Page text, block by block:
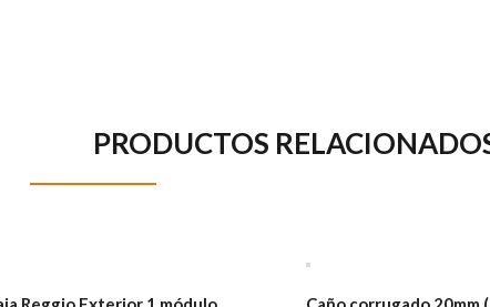
PRODUCTOS